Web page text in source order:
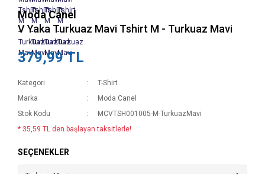
Moda Canel
V Yaka Turkuaz Mavi Tshirt M - Turkuaz Mavi
379,99 TL
Kategori
T-Shirt
Marka
Moda Canel
Stok Kodu
MCVTSH001005-M-TurkuazMavi
* 35,59 TL den başlayan taksitlerle!
SEÇENEKLER